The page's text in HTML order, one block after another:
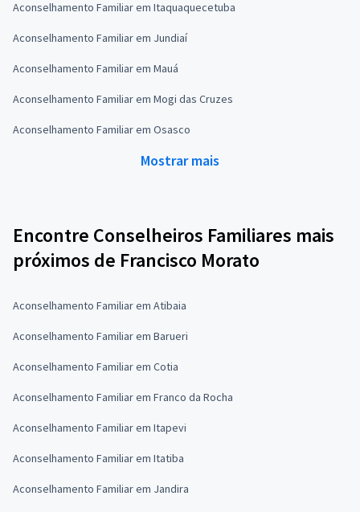
Aconselhamento Familiar em Itaquaquecetuba
Aconselhamento Familiar em Jundiaí
Aconselhamento Familiar em Mauá
Aconselhamento Familiar em Mogi das Cruzes
Aconselhamento Familiar em Osasco
Mostrar mais
Encontre Conselheiros Familiares mais
próximos de Francisco Morato
Aconselhamento Familiar em Atibaia
Aconselhamento Familiar em Barueri
Aconselhamento Familiar em Cotia
Aconselhamento Familiar em Franco da Rocha
Aconselhamento Familiar em Itapevi
Aconselhamento Familiar em Itatiba
Aconselhamento Familiar em Jandira